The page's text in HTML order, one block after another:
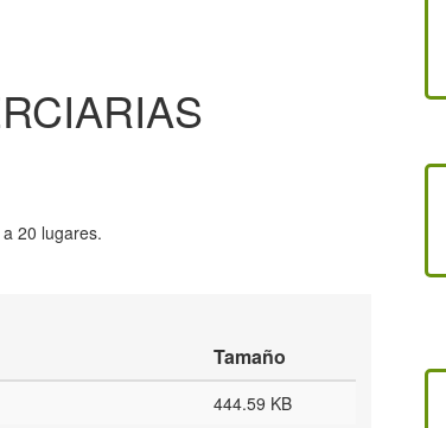
20 lugares.
Tamaño
444.59 KB